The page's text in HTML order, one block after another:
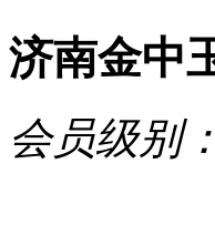
济南金中
会员级别：